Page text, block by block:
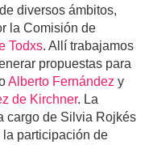
diversos ámbitos,
la Comisión de
Todxs. Allí trabajamos
propuestas para
Alberto Fernández y
de Kirchner. La
cargo de Silvia Rojkés
participación de